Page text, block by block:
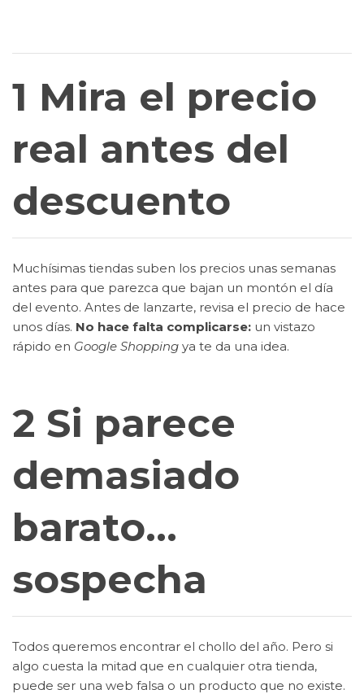
1 Mira el precio
real antes del
descuento
Muchísimas tiendas suben los precios unas semanas
antes para que parezca que bajan un montón el día
del evento. Antes de lanzarte, revisa el precio de hace
unos días. No hace falta complicarse: un vistazo
rápido en Google Shopping ya te da una idea.
2 Si parece
demasiado
barato…
sospecha
Todos queremos encontrar el chollo del año. Pero si
algo cuesta la mitad que en cualquier otra tienda,
puede ser una web falsa o un producto que no existe.